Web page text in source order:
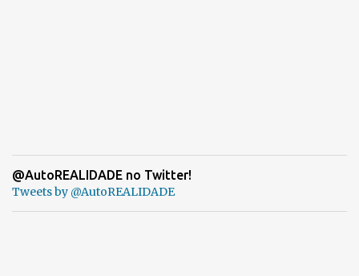
@AutoREALIDADE no Twitter!
Tweets by @AutoREALIDADE